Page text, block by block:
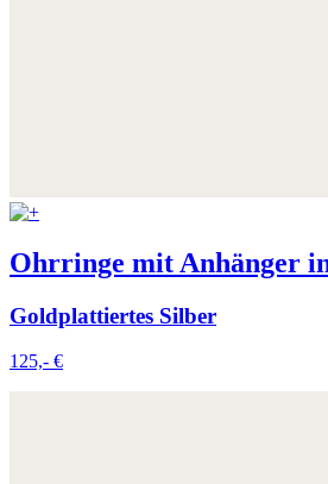
Ohrringe mit Anhänger
Goldplattiertes Silber
125,- €